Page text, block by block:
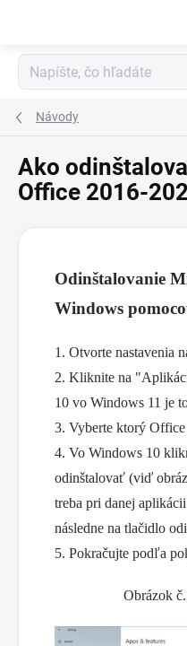
Návody
Ako
Office 2016-
Odinštalovanie
Windows
1. Otvorte nastavenia
2. Kliknite na
10 vo Windows 11 je
3. Vyberte ktorý
4. Vo Windows 10
odinštalovať (viď
treba pri danej
následne na tlačidlo
5. Pokračujte podľa
Obrázok